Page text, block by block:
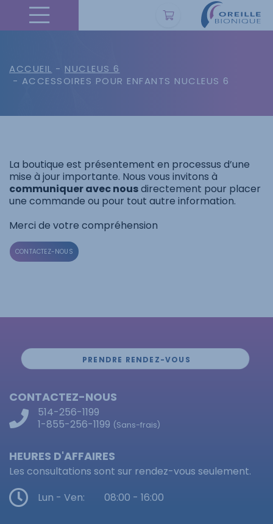
ACCUEIL - NUCLEUS 6
- ACCESSOIRES POUR ENFANTS NUCLEUS 6
La boutique est présentement en processus d’une
mise à jour importante. Nous vous invitons à
communiquer avec nousdirectement pour placer
une commande ou pour tout autre information.
Merci de votre compréhension
CONTACTEZ-NOUS
PRENDRE RENDEZ-VOUS
CONTACTEZ-NOUS
514-256-1199
1-855-256-1199 (Sans-frais)
HEURES D'AFFAIRES
Les consultations sont sur rendez-vous seulement.
Lun - Ven:
08:00 - 16:00